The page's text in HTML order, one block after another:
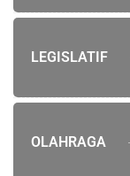
LEGISLATIF
OLAHRAGA